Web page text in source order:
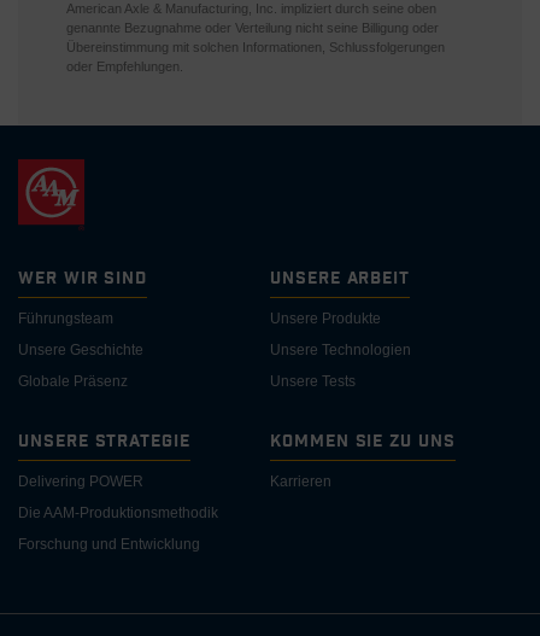
American Axle & Manufacturing, Inc. impliziert durch seine oben
genannte Bezugnahme oder Verteilung nicht seine Billigung oder
Übereinstimmung mit solchen Informationen, Schlussfolgerungen
oder Empfehlungen.
Wer wir sind
Führungsteam
Unsere Geschichte
Globale Präsenz
Unsere Arbeit
Unsere Produkte
Unsere Technologien
Unsere Tests
Unsere Strategie
Delivering POWER
Die AAM-Produktionsmethodik
Forschung und Entwicklung
Kommen Sie zu uns
Karrieren